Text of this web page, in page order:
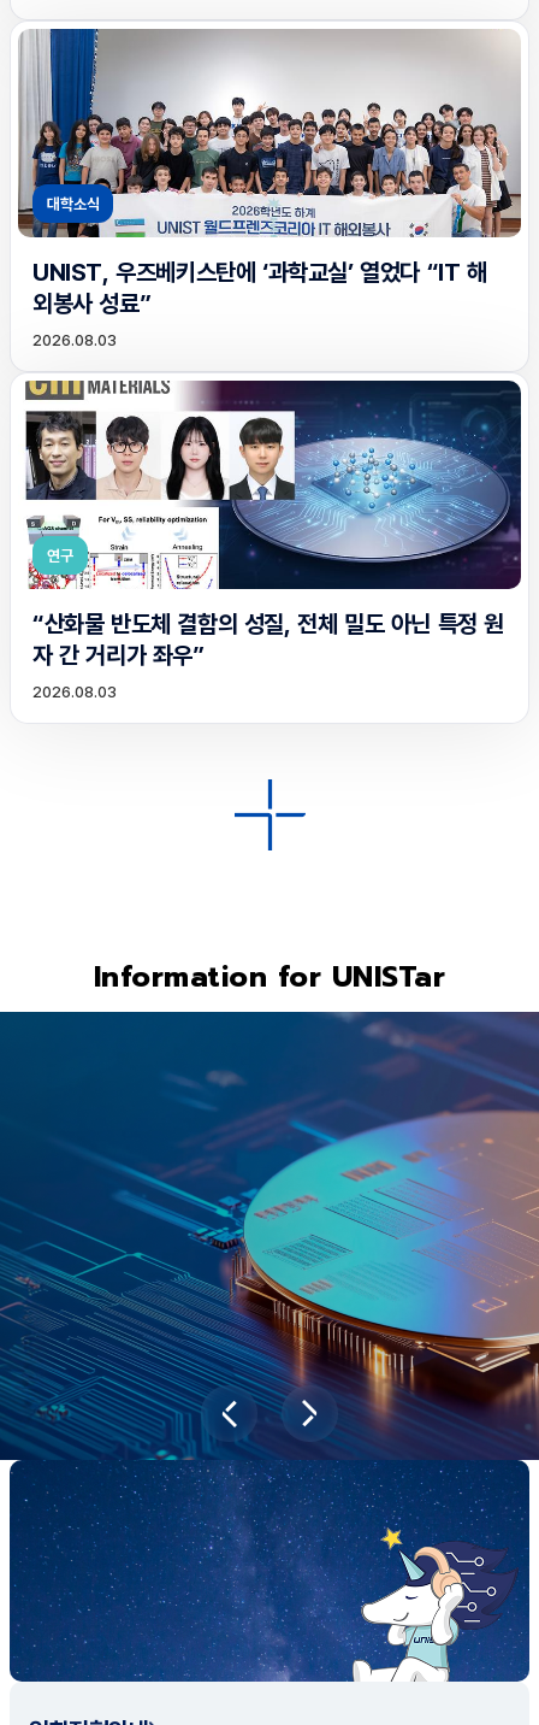
대학소식
UNIST, 우즈베키스탄에 ‘과학교실’ 열었다 “IT 해
외봉사 성료”
2026.08.03
연구
“산화물 반도체 결함의 성질, 전체 밀도 아닌 특정 원
자 간 거리가 좌우”
2026.08.03
Information for UNISTar
과학기술이 바꿔놓을 2045년 대한민국
당신의 미래는?
대국민 설문조사 바로가기